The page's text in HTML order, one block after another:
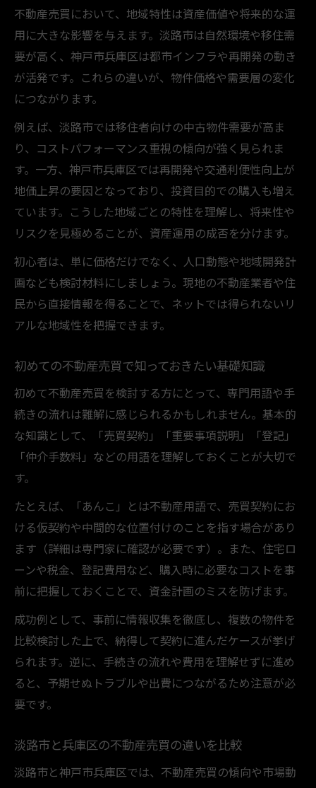
不動産売買による安定した資産形成の流れ
不動産売買を成功へ導く最新制度の理解
不動産売買に関わる最新制度とその活用法
税制改正が不動産売買へ与える影響を解説
最新の軽減制度を活かした不動産売買とは
不動産売買に必須の手続きと法改正情報
地価推移を踏まえた購入タイミングの考え方
不動産売買で適切な購入タイミングを見極
める
地価推移から予測する不動産売買の好機
購入時期の判断に役立つ地価データ活用法
不動産売買と地価上昇局面の関係を考察
将来の資産価値を左右する購入タイミング
不動産売買において、地域特性は資産価値や将来的な運
用に大きな影響を与えます。淡路市は自然環境や移住需
要が高く、神戸市兵庫区は都市インフラや再開発の動き
が活発です。これらの違いが、物件価格や需要層の変化
につながります。
例えば、淡路市では移住者向けの中古物件需要が高ま
り、コストパフォーマンス重視の傾向が強く見られま
す。一方、神戸市兵庫区では再開発や交通利便性向上が
地価上昇の要因となっており、投資目的での購入も増え
ています。こうした地域ごとの特性を理解し、将来性や
リスクを見極めることが、資産運用の成否を分けます。
初心者は、単に価格だけでなく、人口動態や地域開発計
画なども検討材料にしましょう。現地の不動産業者や住
民から直接情報を得ることで、ネットでは得られないリ
アルな地域性を把握できます。
初めての不動産売買で知っておきたい基礎知識
初めて不動産売買を検討する方にとって、専門用語や手
続きの流れは難解に感じられるかもしれません。基本的
な知識として、「売買契約」「重要事項説明」「登記」
「仲介手数料」などの用語を理解しておくことが大切で
す。
たとえば、「あんこ」とは不動産用語で、売買契約にお
ける仮契約や中間的な位置付けのことを指す場合があり
ます（詳細は専門家に確認が必要です）。また、住宅ロ
ーンや税金、登記費用など、購入時に必要なコストを事
前に把握しておくことで、資金計画のミスを防げます。
成功例として、事前に情報収集を徹底し、複数の物件を
比較検討した上で、納得して契約に進んだケースが挙げ
られます。逆に、手続きの流れや費用を理解せずに進め
ると、予期せぬトラブルや出費につながるため注意が必
要です。
淡路市と兵庫区の不動産売買の違いを比較
淡路市と神戸市兵庫区では、不動産売買の傾向や市場動